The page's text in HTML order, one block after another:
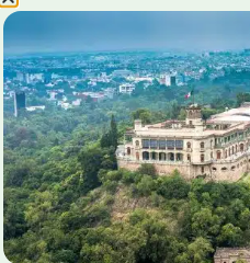
Productos
Voluntariado